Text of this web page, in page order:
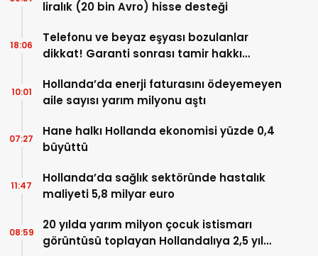
liralık (20 bin Avro) hisse desteği
Telefonu ve beyaz eşyası bozulanlar
dikkat! Garanti sonrası tamir hakkı
18:06
Hollanda’da enerji faturasını ödeyemeyen
aile sayısı yarım milyonu aştı
10:01
Hane halkı Hollanda ekonomisi yüzde 0,4
büyüttü
07:27
Hollanda’da sağlık sektöründe hastalık
maliyeti 5,8 milyar euro
11:47
20 yılda yarım milyon çocuk istismarı
görüntüsü toplayan Hollandalıya 2,5 yıl
08:59